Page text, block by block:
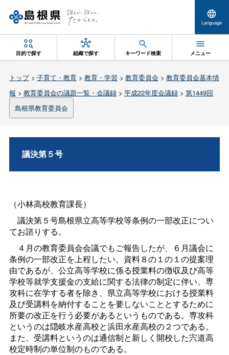
Language
目的で探す 組織で探す キーワード検索 メニュー
トップ> 子育て・教育> 教育・学習 > 教育委員会 > 教育委員会基本情
報 > 教育委員会の議題一覧・会議録> 平成22年度会議録> 第1449回
島根県教育委員会
議決第５号
（小林高校教育課長）
議決第５号島根県立高等学校等条例の一部改正につい
てお諮りする。
４月の教育委員会会議でもご報告したが、６月議会に
条例の一部改正を上程したい。資料８の１の１の提案理
由であるが、公立高等学校に係る授業料の徴収及び高等
学校等就学支援金の支給に関する法律の制定に伴い、専
攻科に在学する者を除き、県立高等学校における授業料
及び受講料を納付することを要しないこととするために
所要の改正を行う必要があるというものである。専攻科
というのは隠岐水産高校と浜田水産高校の２つである。
また、受講料というのは通信制と新しく開校した宍道高
校定時制の単位制のものである。